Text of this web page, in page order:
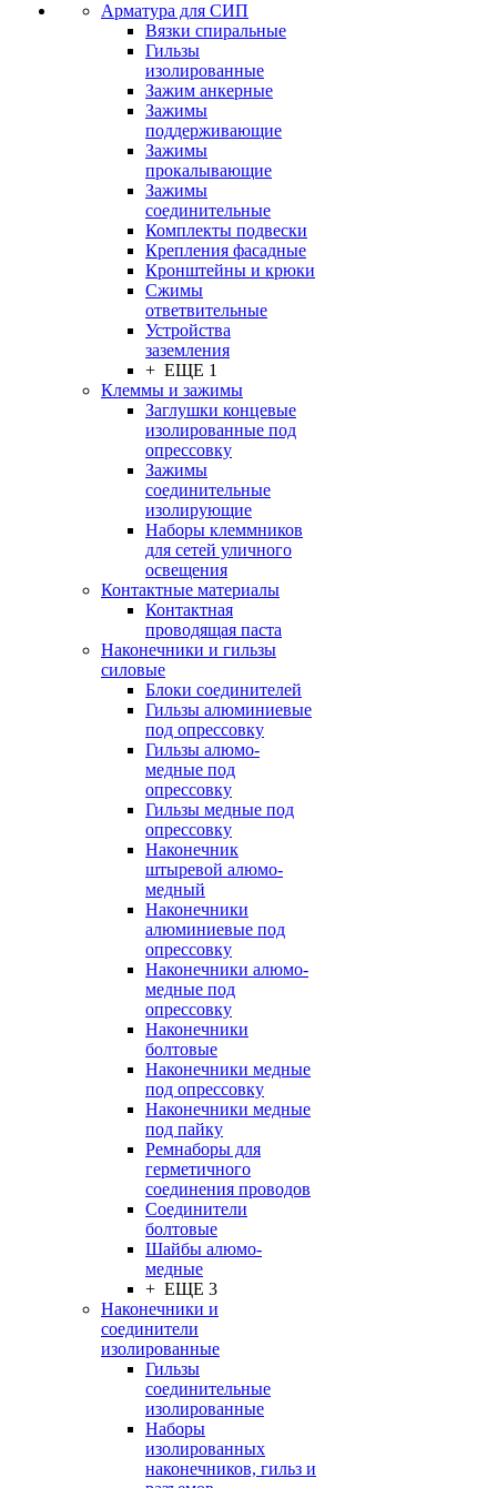
Арматура для СИП
Вязки спиральные
Гильзы
изолированные
Зажим анкерные
Зажимы
поддерживающие
Зажимы
прокалывающие
Зажимы
соединительные
Комплекты подвески
Крепления фасадные
Кронштейны и крюки
Сжимы
ответвительные
Устройства
заземления
+ ЕЩЕ 1
Клеммы и зажимы
Заглушки концевые
изолированные под
опрессовку
Зажимы
соединительные
изолирующие
Наборы клеммников
для сетей уличного
освещения
Контактные материалы
Контактная
проводящая паста
Наконечники и гильзы
силовые
Блоки соединителей
Гильзы алюминиевые
под опрессовку
Гильзы алюмо-
медные под
опрессовку
Гильзы медные под
опрессовку
Наконечник
штыревой алюмо-
медный
Наконечники
алюминиевые под
опрессовку
Наконечники алюмо-
медные под
опрессовку
Наконечники
болтовые
Наконечники медные
под опрессовку
Наконечники медные
под пайку
Ремнаборы для
герметичного
соединения проводов
Соединители
болтовые
Шайбы алюмо-
медные
+ ЕЩЕ 3
Наконечники и
соединители
изолированные
Гильзы
соединительные
изолированные
Наборы
изолированных
наконечников, гильз и